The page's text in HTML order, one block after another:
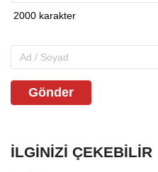
Gönder
İLGINIZI ÇEKEBILIR